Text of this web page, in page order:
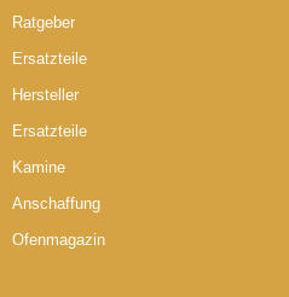
Ratgeber
Ersatzteile
Hersteller
Ersatzteile
Kamine
Anschaffung
Ofenmagazin